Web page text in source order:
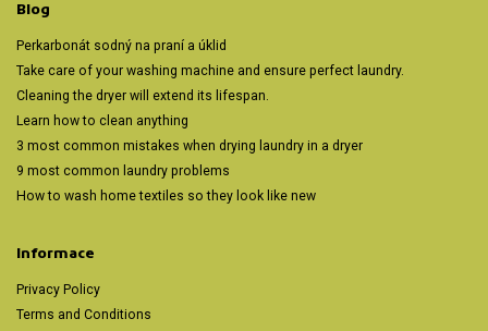
Blog
Perkarbonát sodný na praní a úklid
Take care of your washing machine and ensure perfect laundry.
Cleaning the dryer will extend its lifespan.
Learn how to clean anything
3 most common mistakes when drying laundry in a dryer
9 most common laundry problems
How to wash home textiles so they look like new
Informace
Privacy Policy
Terms and Conditions